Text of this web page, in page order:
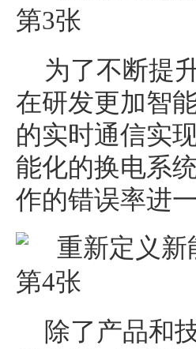
为了不断提
在研发更加智
的实时通信实
能化的换电系
作的错误率进
除了产品和